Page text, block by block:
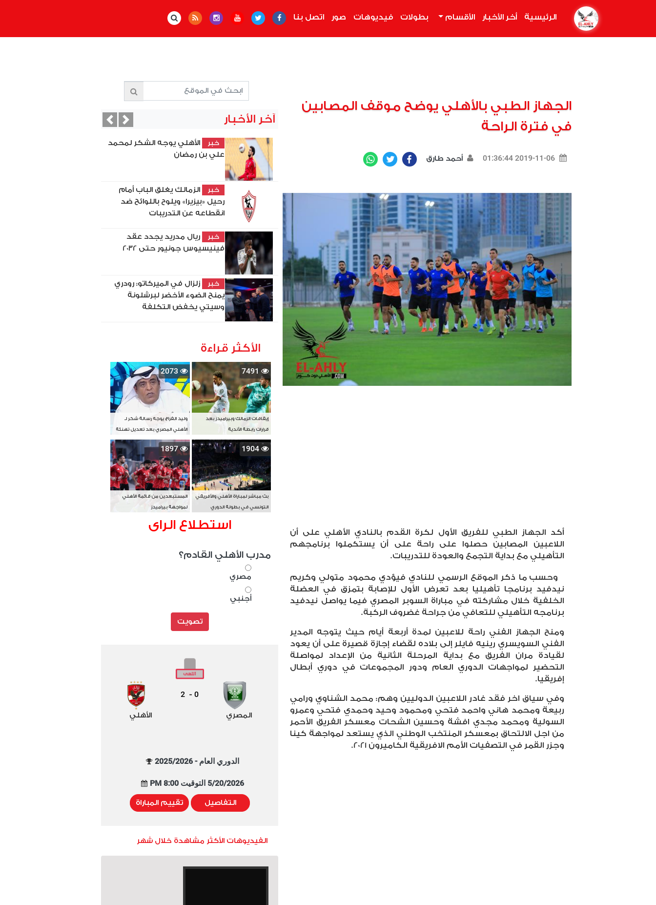
الرئيسية أخر الأخبار الأقسام بطولات فيديوهات صور اتصل بنا
الجهاز الطبي بالأهلي يوضح موقف المصابين
في فترة الراحة
2019-11-06 01:36:44 أحمد طارق Facebook
Twitter
أكد الجهاز الطبي للفريق الأول لكرة القدم بالنادي الأهلي على أن
اللاعبين المصابين حصلوا على راحة على أن يستكملوا برنامجهم
التأهيلي مع بداية التجمع والعودة للتدريبات.
وحسب ما ذكر الموقع الرسمي للنادي فيؤدي محمود متولي وكريم
نيدفيد برنامجا تأهيليا بعد تعرض الأول للإصابة بتمزق في العضلة
الخلفية خلال مشاركته في مباراة السوبر المصري فيما يواصل نيدفيد
برنامجه التأهيلي للتعافي من جراحة غضروف الركبة.
ومنح الجهاز الفني راحة للاعبين لمدة أربعة أيام حيث يتوجه المدير
الفني السويسري رينيه فايلر إلى بلاده لقضاء إجازة قصيرة على أن يعود
لقيادة مران الفريق مع بداية المرحلة الثانية من الإعداد لمواصلة
التحضير لمواجهات الدوري العام ودور المجموعات في دوري أبطال
إفريقيا.
وفي سياق اخر فقد غادر اللاعبين الدوليين وهم: محمد الشناوي ورامي
ربيعة ومحمد هاني واحمد فتحي ومحمود وحيد وحمدي فتحي وعمرو
السولية ومحمد مجدي افشة وحسين الشحات معسكر الفريق الأحمر
من اجل الالتحاق بمعسكر المنتخب الوطني الذي يستعد لمواجهة كينا
وجزر القمر في التصفيات الأمم الافريقية الكاميرون 2021.
آخر الأخبار
خبر
الأهلي يوجه الشكر لمحمد
علي بن رمضان
خبر
الزمالك يغلق الباب أمام
رحيل «بيزيرا» ويلوح باللوائح ضد
انقطاعه عن التدريبات
خبر
ريال مدريد يجدد عقد
فينيسيوس جونيور حتى 2032
خبر
زلزال في الميركاتو: رودري
يمنح الضوء الأخضر لبرشلونة
وسيتي يخفض التكلفة
PreviousNext
الأكثر قراءة
7491
إيقافات الزمالك وبيراميدز بعد
قرارات رابطة الأندية
2073
وليد الفراج يوجه رسالة شكر لـ
الأهلي المصري بعد تعديل تهنئة
بطل آسيا
1904
بث مباشر لمباراة الأهلي والأفريقي
التونسي في بطولة الدوري
1897
المستبعدين من قائمة الأهلي
لمواجهة بيراميدز
استطلاع الراى
مدرب الأهلي القادم؟
مصري
أجنبي
تصويت
المصري
0
-
2
الأهلي
الدوري العام - 2025/2026
5/20/2026 التوقيت 8:00 PM
التفاصيل تقييم المباراة
الفيديوهات الأكثر مشاهدة خلال شهر